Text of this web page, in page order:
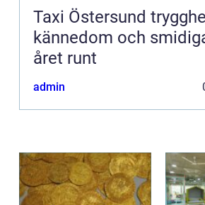
Taxi Östersund trygghet, lokal
kännedom och
året runt
admin